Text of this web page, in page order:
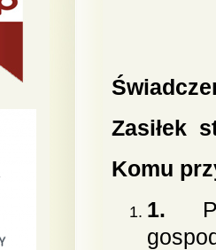
Zasiłek
Komu
1.